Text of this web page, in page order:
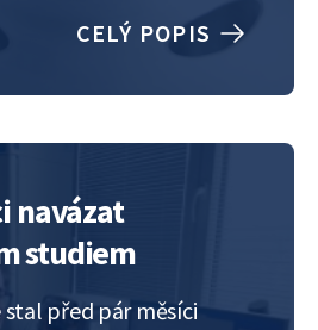
zkušenostem je
což se mi líbí.
CELÝ POPIS
navázat
studiem
stal před pár měsíci